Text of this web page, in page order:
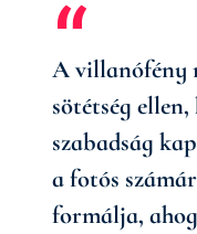
A villanófény
sötétség
szabadság
a fotós
formálja,